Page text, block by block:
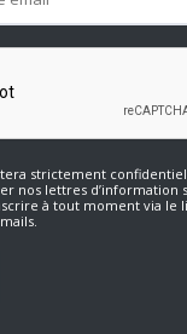
strictement
nos lettres d’information
à tout moment via le